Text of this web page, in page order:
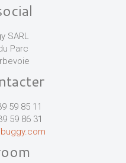
SARL
Parc
59 85 11
59 86 31